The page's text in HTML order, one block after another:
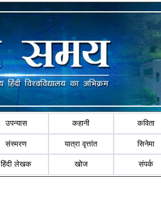
उपन्यास कहानी कविता
संस्मरण यात्रा वृत्तांत सिनेमा
हिंदी लेखक खोज संपर्क